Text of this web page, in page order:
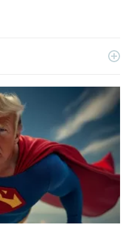
Tecnologia nel 2018.